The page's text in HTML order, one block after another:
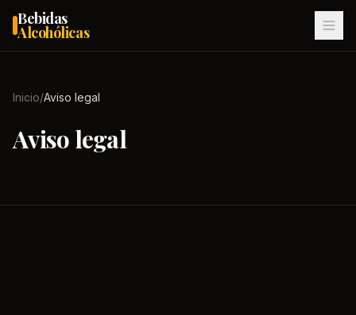
Bebidas
Alcohólicas
Inicio/Aviso legal
Aviso legal